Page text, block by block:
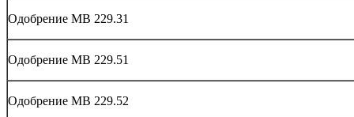
Oдoбрение MB 229.31
Oдoбрение MB 229.51
Oдoбрение MB 229.52